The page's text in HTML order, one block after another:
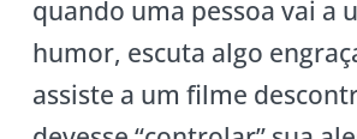
quando uma pessoa vai a
humor, escuta algo
assiste a um filme